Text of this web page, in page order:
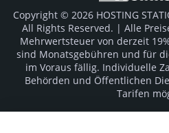
Copyright © 2026 HOSTING
All Rights Reserved. | Alle
Mehrwertsteuer von derzeit
sind Monatsgebühren und für
im Voraus fällig. Individuelle
Behörden und Öffentlichen
Tarifen